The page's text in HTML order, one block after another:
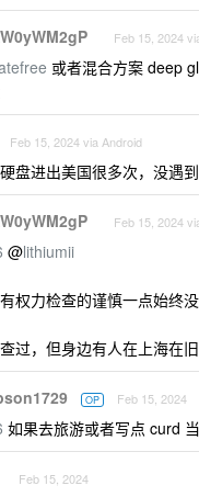
Feb 15, 2024
或者混合方案 deep
Feb 15, 2024 via Android
盘进出美国很多次，没遇
Feb 15, 2024
@lithiumii
权力检查的谨慎一点始终
过，但身边有人在上海在
OP Feb 15, 2024
如果去旅游或者写点 curd
Feb 15, 2024